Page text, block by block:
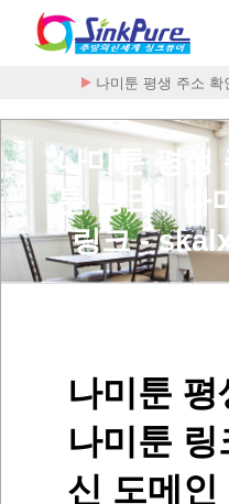
나미툰 평생 주소
나미툰 평생
툰 링크 - 나
링크 -
나미툰
나미툰
신 도메